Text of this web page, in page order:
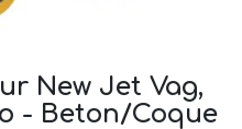
New Jet Vag,
- Beton/Coque